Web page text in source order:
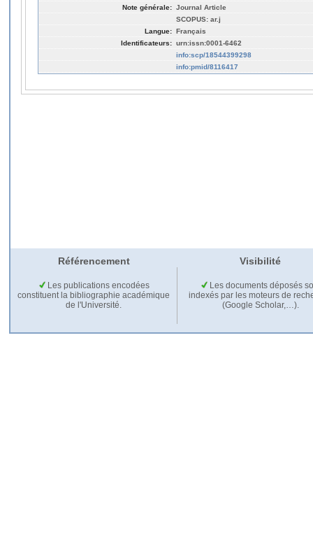
Note générale: Journal Article
SCOPUS: ar.j
Langue: Français
Identificateurs: urn:issn:0001-6462
info:scp/18544399298
info:pmid/8116417
Référencement Visibilité
Les publications encodées
constituent la bibliographie académique
de l'Université.
Les documents déposés
indexés par les moteurs de
(Google Scholar,…).